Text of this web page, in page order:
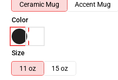
Ceramic Mug
Accent Mug
Color
Size
11 oz
15 oz